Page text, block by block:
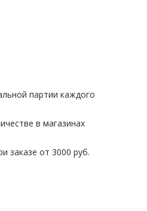
партии каждого
в магазинах
заказе от 3000 руб.